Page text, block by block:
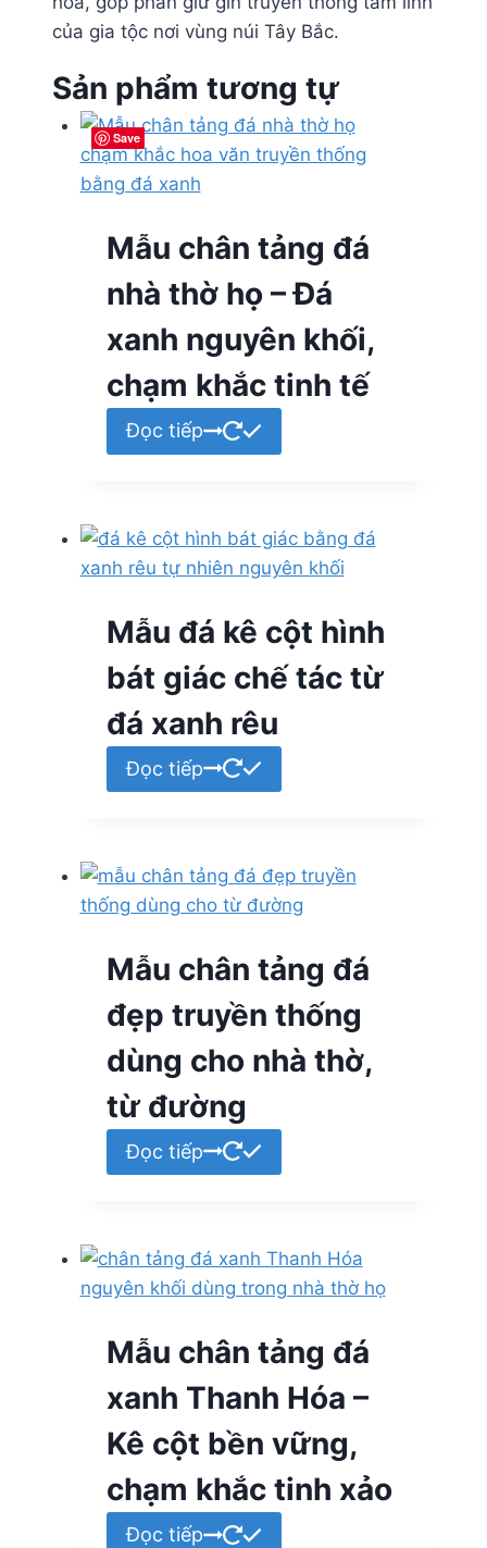
của gia tộc nơi vùng núi Tây Bắc.
Sản phẩm tương tự
Save
Mẫu chân tảng đá
nhà thờ họ – Đá
xanh nguyên khối,
chạm khắc tinh tế
Đọc tiếp
Save
Mẫu đá kê cột hình
bát giác chế tác từ
đá xanh rêu
Đọc tiếp
Save
Mẫu chân tảng đá
đẹp truyền thống
dùng cho nhà thờ,
từ đường
Đọc tiếp
Save
Mẫu chân tảng đá
xanh Thanh Hóa –
Kê cột bền vững,
chạm khắc tinh xảo
Đọc tiếp